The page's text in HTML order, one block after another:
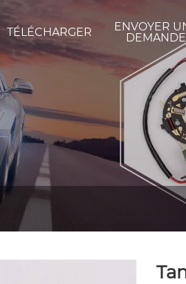
TÉLÉCHARGER
ENVOYER
DEMANDE